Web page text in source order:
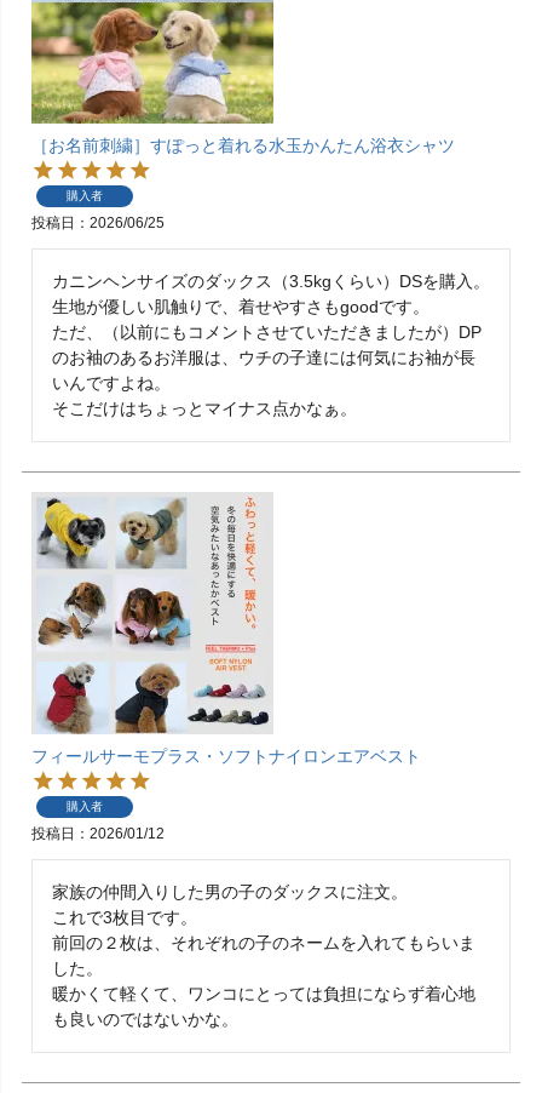
［お名前刺繍］すぽっと着れる水玉かんたん浴衣シャツ
購入者
投稿日 2026/06/25
カニンヘンサイズのダックス（3.5kgくらい）DSを購入。
生地が優しい肌触りで、着せやすさもgoodです。
ただ、（以前にもコメントさせていただきましたが）DP
のお袖のあるお洋服は、ウチの子達には何気にお袖が長
いんですよね。
そこだけはちょっとマイナス点かなぁ。
フィールサーモプラス・ソフトナイロンエアベスト
購入者
投稿日 2026/01/12
家族の仲間入りした男の子のダックスに注文。
これで3枚目です。
前回の２枚は、それぞれの子のネームを入れてもらいま
した。
暖かくて軽くて、ワンコにとっては負担にならず着心地
も良いのではないかな。